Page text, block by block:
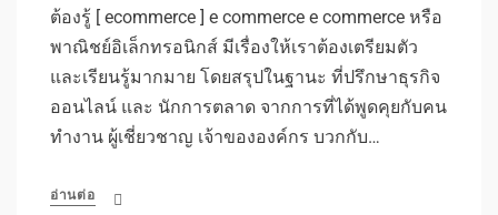
ต้องรู้ [ ecommerce ] e commerce e commerce หรือ
พาณิชย์อิเล็กทรอนิกส์ มีเรื่องให้เราต้องเตรียมตัว
และเรียนรู้มากมาย โดยสรุปในฐานะ ที่ปรึกษาธุรกิจ
ออนไลน์ และ นักการตลาด จากการที่ได้พูดคุยกับคน
ทำงาน ผู้เชี่ยวชาญ เจ้าขององค์กร บวกกับ…
อ่านต่อ